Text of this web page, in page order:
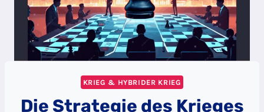
KRIEG & HYBRIDER KRIEG
Die Strategie des Krieges